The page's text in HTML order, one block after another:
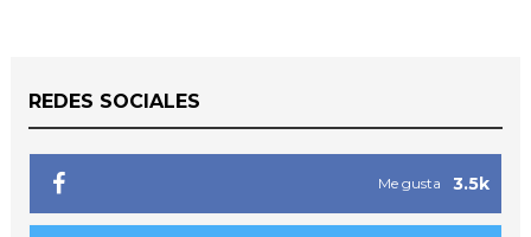
REDES SOCIALES
3.5k
Me gusta